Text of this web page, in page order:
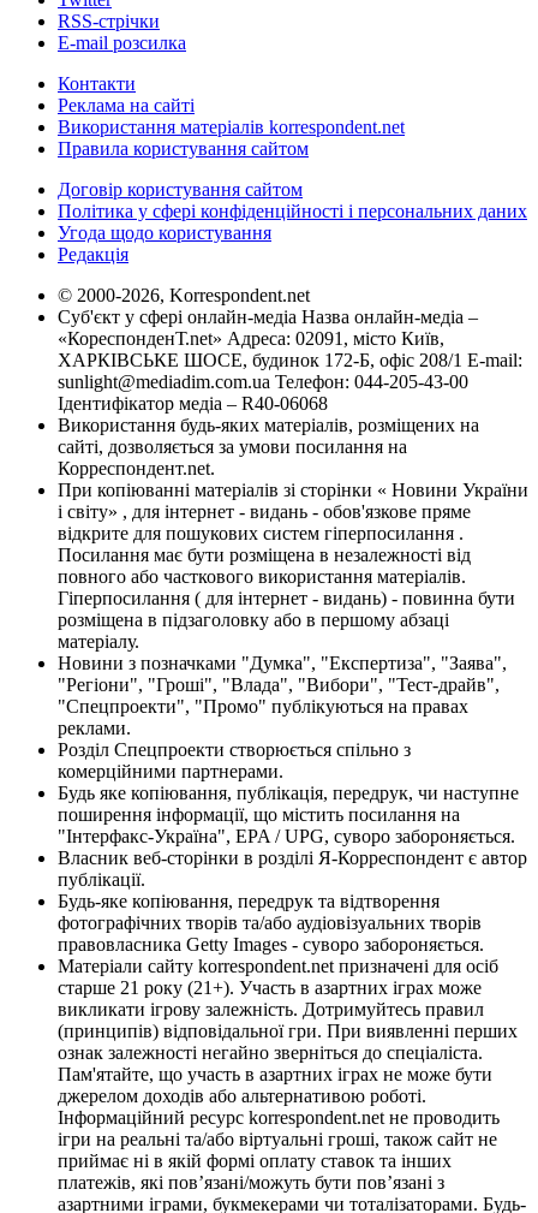
RSS-стрічки
E-mail розсилка
Контакти
Реклама на сайті
Використання матеріалів korrespondent.net
Правила користування сайтом
Договір користування сайтом
Політика у сфері конфіденційності і персональних даних
Угода щодо користування
Редакція
© 2000-2026, Korrespondent.net
Суб'єкт у сфері онлайн-медіа Назва онлайн-медіа –
«КореспонденТ.net» Адреса: 02091, місто Київ,
ХАРКІВСЬКЕ ШОСЕ, будинок 172-Б, офіс 208/1 E-mail:
sunlight@mediadim.com.ua Телефон: 044-205-43-00
Ідентифікатор медіа – R40-06068
Використання будь-яких матеріалів, розміщених на
сайті, дозволяється за умови посилання на
Корреспондент.net.
При копіюванні матеріалів зі сторінки « Новини України
і світу» , для інтернет - видань - обов'язкове пряме
відкрите для пошукових систем гіперпосилання .
Посилання має бути розміщена в незалежності від
повного або часткового використання матеріалів.
Гіперпосилання ( для інтернет - видань) - повинна бути
розміщена в підзаголовку або в першому абзаці
матеріалу.
Новини з позначками "Думка", "Експертиза", "Заява",
"Регіони", "Гроші", "Влада", "Вибори", "Тест-драйв",
"Спецпроекти", "Промо" публікуються на правах
реклами.
Розділ Спецпроекти створюється спільно з
комерційними партнерами.
Будь яке копіювання, публікація, передрук, чи наступне
поширення інформації, що містить посилання на
"Інтерфакс-Україна", EPA / UPG, суворо забороняється.
Власник веб-сторінки в розділі Я-Корреспондент є автор
публікації.
Будь-яке копіювання, передрук та відтворення
фотографічних творів та/або аудіовізуальних творів
правовласника Getty Images - суворо забороняється.
Матеріали сайту korrespondent.net призначені для осіб
старше 21 року (21+). Участь в азартних іграх може
викликати ігрову залежність. Дотримуйтесь правил
(принципів) відповідальної гри. При виявленні перших
ознак залежності негайно зверніться до спеціаліста.
Пам'ятайте, що участь в азартних іграх не може бути
джерелом доходів або альтернативою роботі.
Інформаційний ресурс korrespondent.net не проводить
ігри на реальні та/або віртуальні гроші, також сайт не
приймає ні в якій формі оплату ставок та інших
платежів, які пов’язані/можуть бути пов’язані з
азартними іграми, букмекерами чи тоталізаторами. Будь-